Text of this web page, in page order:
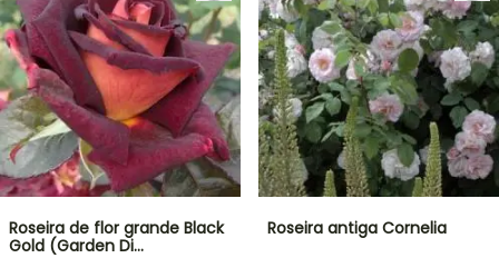
Roseira de flor grande Black
Gold (Garden Di…
Roseira antiga Cornelia